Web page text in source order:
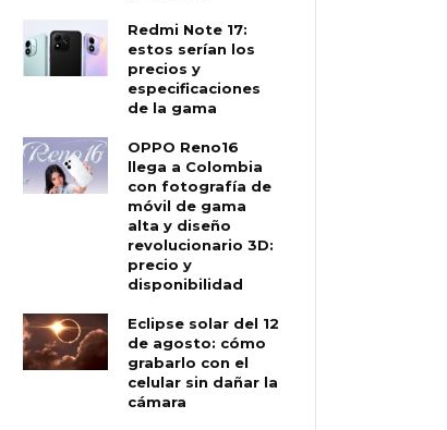
Redmi Note 17:
estos serían los
precios y
especificaciones
de la gama
OPPO Reno16
llega a Colombia
con fotografía de
móvil de gama
alta y diseño
revolucionario 3D:
precio y
disponibilidad
Eclipse solar del 12
de agosto: cómo
grabarlo con el
celular sin dañar la
cámara